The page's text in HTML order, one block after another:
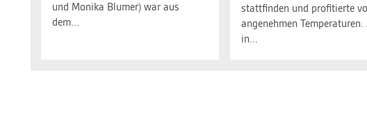
und Monika Blumer) war aus
dem...
stattfinden und profitierte
angenehmen Temperaturen.
in...